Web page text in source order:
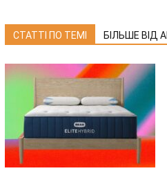
СТАТТІ ПО ТЕМІ БІЛЬШЕ ВІД